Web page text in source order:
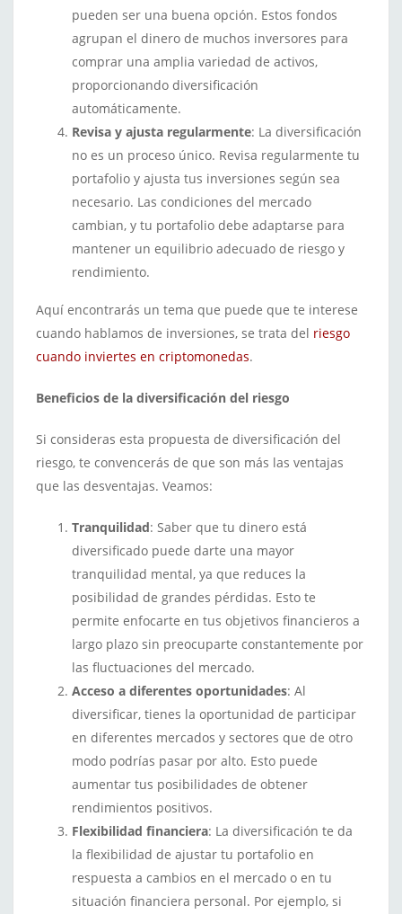
pueden ser una buena opción. Estos fondos
agrupan el dinero de muchos inversores para
comprar una amplia variedad de activos,
proporcionando diversificación
automáticamente.
Revisa y ajusta regularmente: La diversificación
no es un proceso único. Revisa regularmente tu
portafolio y ajusta tus inversiones según sea
necesario. Las condiciones del mercado
cambian, y tu portafolio debe adaptarse para
mantener un equilibrio adecuado de riesgo y
rendimiento.
Aquí encontrarás un tema que puede que te interese
cuando hablamos de inversiones, se trata del riesgo
cuando inviertes en criptomonedas.
Beneficios de la diversificación del riesgo
Si consideras esta propuesta de diversificación del
riesgo, te convencerás de que son más las ventajas
que las desventajas. Veamos:
Tranquilidad: Saber que tu dinero está
diversificado puede darte una mayor
tranquilidad mental, ya que reduces la
posibilidad de grandes pérdidas. Esto te
permite enfocarte en tus objetivos financieros a
largo plazo sin preocuparte constantemente por
las fluctuaciones del mercado.
Acceso a diferentes oportunidades: Al
diversificar, tienes la oportunidad de participar
en diferentes mercados y sectores que de otro
modo podrías pasar por alto. Esto puede
aumentar tus posibilidades de obtener
rendimientos positivos.
Flexibilidad financiera: La diversificación te da
la flexibilidad de ajustar tu portafolio en
respuesta a cambios en el mercado o en tu
situación financiera personal. Por ejemplo, si